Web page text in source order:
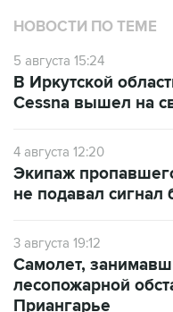
НОВОСТИ ПО ТЕМЕ
5 августа 15:24
В Иркутской
Cessna вышел на
4 августа 12:20
Экипаж
не подавал сигнал
3 августа 19:12
Самолет,
лесопожарной
Приангарье